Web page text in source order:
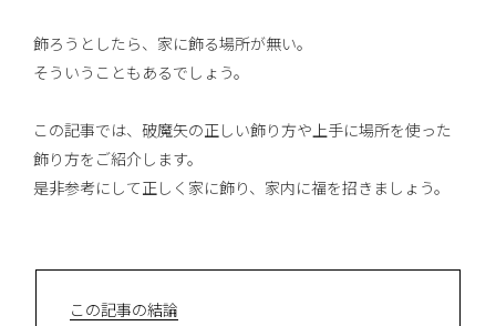
飾ろうとしたら、家に飾る場所が無い。
そういうこともあるでしょう。
この記事では、破魔矢の正しい飾り方や上手に場所を使った
飾り方をご紹介します。
是非参考にして正しく家に飾り、家内に福を招きましょう。
この記事の結論